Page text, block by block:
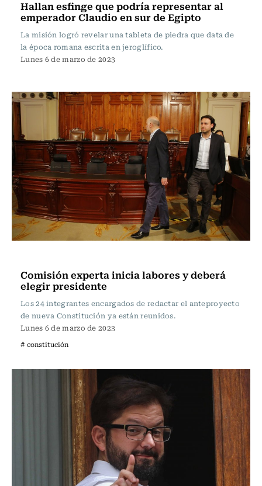
Hallan esfinge que podría representar al
emperador Claudio en sur de Egipto
La misión logró revelar una tableta de piedra que data de
la época romana escrita en jeroglífico.
Lunes 6 de marzo de 2023
Comisión experta inicia labores y deberá
elegir presidente
Los 24 integrantes encargados de redactar el anteproyecto
de nueva Constitución ya están reunidos.
Lunes 6 de marzo de 2023
# constitución